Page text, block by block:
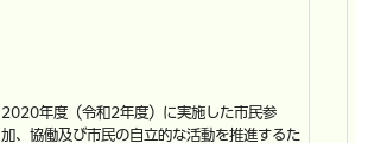
2020年度（令和2年度）に実施した市民参
加、協働及び市民の自立的な活動を推進するた